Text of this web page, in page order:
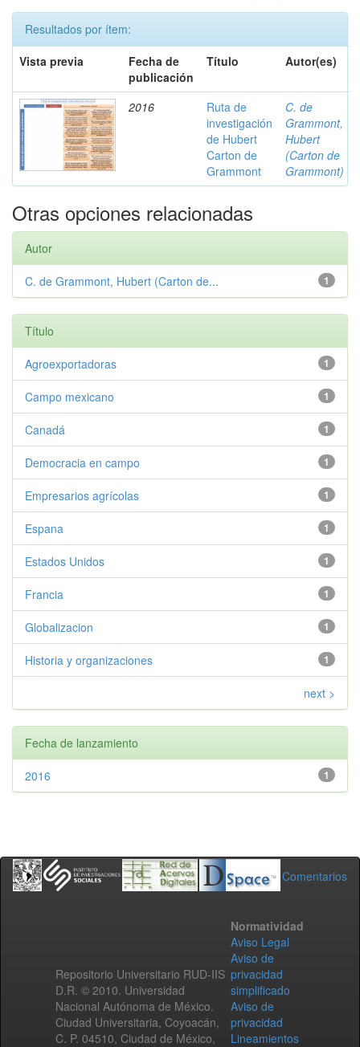
Resultados por ítem:
Vista previa
Fecha de
publicación
Título Autor(es)
2016
Ruta de
investigación
de Hubert
Carton de
Grammont
C. de
Grammont,
Hubert
(Carton de
Grammont)
Otras opciones relacionadas
Autor
1
C. de Grammont, Hubert (Carton de...
Título
1
Agroexportadoras
1
Campo mexicano
1
Canadá
1
Democracia en campo
1
Empresarios agrícolas
1
Espana
1
Estados Unidos
1
Francia
1
Globalizacion
1
Historia y organizaciones
next >
Fecha de lanzamiento
1
2016
Comentarios
Repositorio Universitario RUD-IIS
D.R. © 2010. Universidad
Nacional Autónoma de México.
Ciudad Universitaria, Coyoacán,
C. P. 04510, Ciudad de México,
Normatividad
Aviso Legal
Aviso de
privacidad
simplificado
Aviso de
privacidad
Lineamientos